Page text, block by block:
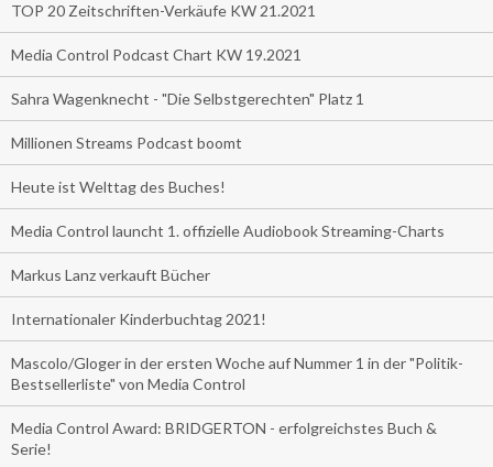
TOP 20 Zeitschriften-Verkäufe KW 21.2021
Media Control Podcast Chart KW 19.2021
Sahra Wagenknecht - "Die Selbstgerechten" Platz 1
Millionen Streams Podcast boomt
Heute ist Welttag des Buches!
Media Control launcht 1. offizielle Audiobook Streaming-Charts
Markus Lanz verkauft Bücher
Internationaler Kinderbuchtag 2021!
Mascolo/Gloger in der ersten Woche auf Nummer 1 in der "Politik-
Bestsellerliste" von Media Control
Media Control Award: BRIDGERTON - erfolgreichstes Buch &
Serie!